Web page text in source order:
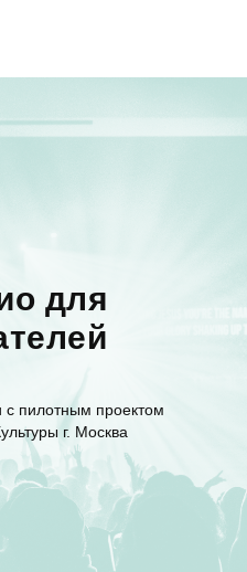
для
с пилотным проектом
г. Москва